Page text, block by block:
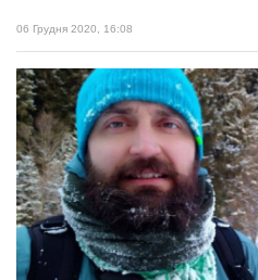
06 Грудня 2020, 16:08